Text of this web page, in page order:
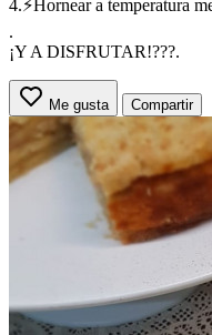
4.⚡Hornear a temperatura
.
¡Y A DISFRUTAR!???.
Me gusta Compartir